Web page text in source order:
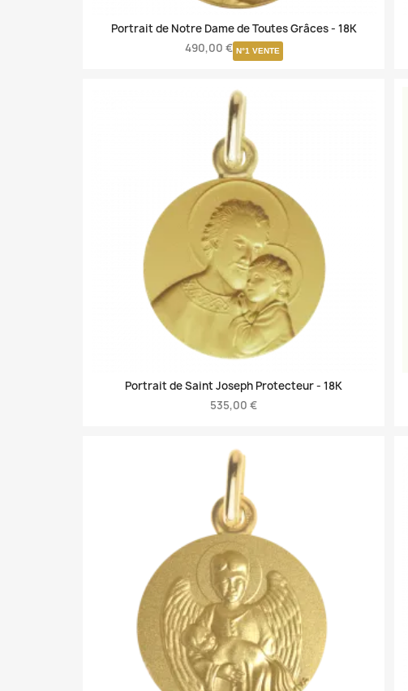
Portrait de Notre Dame de Toutes Grâces - 18K
490,00 € N°1 VENTE
Portrait de Saint Joseph Protecteur - 18K
535,00 €